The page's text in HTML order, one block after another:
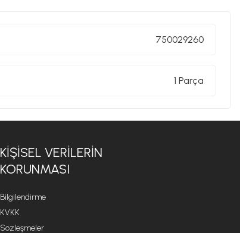
750029260
1 Parça
KIŞISEL VERILERIN
KORUNMASI
Bilgilendirme
KVKK
Sözleşmeler